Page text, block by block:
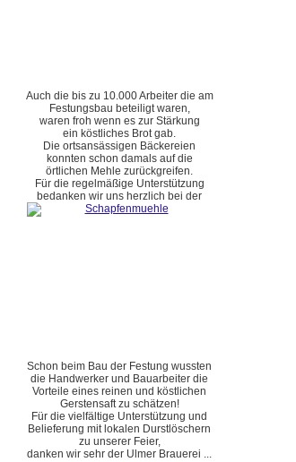
Auch die bis zu 10.000 Arbeiter die am
Festungsbau beteiligt waren,
waren froh wenn es zur Stärkung
ein köstliches Brot gab.
Die ortsansässigen Bäckereien
konnten schon damals auf die
örtlichen Mehle zurückgreifen.
Für die regelmäßige Unterstützung
bedanken wir uns herzlich bei der
Schon beim Bau der Festung wussten
die Handwerker und Bauarbeiter die
Vorteile eines reinen und köstlichen
Gerstensaft zu schätzen!
Für die vielfältige Unterstützung und
Belieferung mit lokalen Durstlöschern
zu unserer Feier,
danken wir sehr der Ulmer Brauerei ...